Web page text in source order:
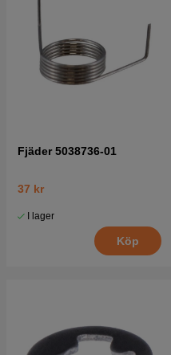
Fjäder 5038736-01
37 kr
I lager
Köp